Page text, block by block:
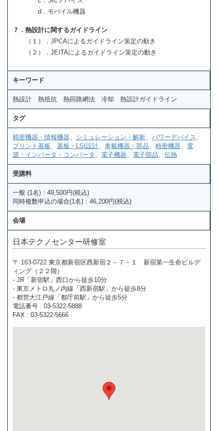
d．モバイル機器
７．熱設計に関するガイドライン
（１）．JPCAによるガイドライン策定の動き
（２）．JEITAによるガイドライン策定の動き
キーワード
熱設計 熱抵抗 熱回路網法 冷却 熱設計ガイドライン
タグ
精密機器・情報機器 シミュレーション・解析 パワーデバイス
プリント基板
基板・LSI設計 車載機器・部品 精密機器
電
源・インバータ・コンバータ
電子機器 電子部品 伝熱
受講料
一般 (1名)：49,500円(税込)
同時複数申込の場合(1名)：46,200円(税込)
会場
日本テクノセンター研修室
〒 163-0722 東京都新宿区西新宿２－７－１ 新宿第一生命ビルデ
ィング（２２階）
- JR「新宿駅」西口から徒歩10分
- 東京メトロ丸ノ内線「西新宿駅」から徒歩8分
- 都営大江戸線「都庁前駅」から徒歩5分
電話番号 : 03-5322-5888
FAX : 03-5322-5666